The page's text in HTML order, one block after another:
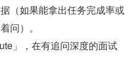
（如果能拿出任务完成率或
问）。
」，在有追问深度的面试